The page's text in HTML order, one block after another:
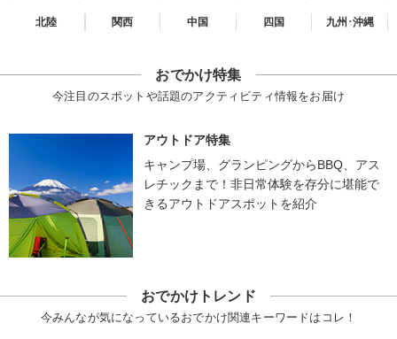
北陸 関西 中国 四国 九州･沖縄
おでかけ特集
今注目のスポットや話題のアクティビティ情報をお届け
アウトドア特集
キャンプ場、グランピングからBBQ、アス
レチックまで！非日常体験を存分に堪能で
きるアウトドアスポットを紹介
おでかけトレンド
今みんなが気になっているおでかけ関連キーワードはコレ！